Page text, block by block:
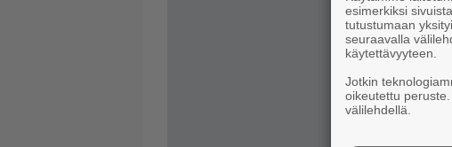
esimerkiksi
tutustumaan
seuraavalla
käytettävyyteen.
Jotkin
oikeutettu
välilehdellä.